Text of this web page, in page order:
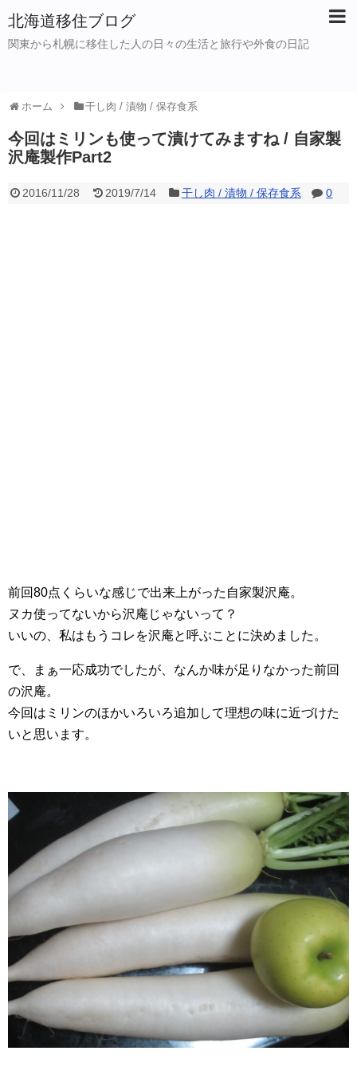
北海道移住ブログ
関東から札幌に移住した人の日々の生活と旅行や外食の日記
ホーム 干し肉 / 漬物 / 保存食系
今回はミリンも使って漬けてみますね / 自家製
沢庵製作Part2
2016/11/28 2019/7/14 干し肉 / 漬物 / 保存食系 0
前回80点くらいな感じで出来上がった自家製沢庵。
ヌカ使ってないから沢庵じゃないって？
いいの、私はもうコレを沢庵と呼ぶことに決めました。
で、まぁ一応成功でしたが、なんか味が足りなかった前回
の沢庵。
今回はミリンのほかいろいろ追加して理想の味に近づけた
いと思います。